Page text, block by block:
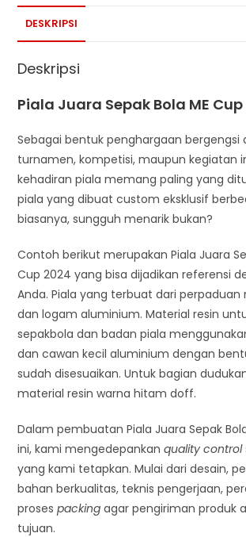
DESKRIPSI
Deskripsi
Piala Juara Sepak Bola ME
Sebagai bentuk penghargaan bergengsi
turnamen, kompetisi, maupun kegiatan
kehadiran piala memang paling yang
piala yang dibuat custom eksklusif
biasanya, sungguh menarik bukan?
Contoh berikut merupakan Piala Juara
Cup 2024 yang bisa dijadikan referensi
Anda. Piala yang terbuat dari perpaduan
dan logam aluminium. Material resin
sepakbola dan badan piala
dan cawan kecil aluminium dengan
sudah disesuaikan. Untuk bagian
material resin warna hitam doff.
Dalam pembuatan Piala Juara Sepak
ini, kami mengedepankanquality control
yang kami tetapkan. Mulai dari desain,
bahan berkualitas, teknis pengerjaan,
prosespacking agar pengiriman produk
tujuan.